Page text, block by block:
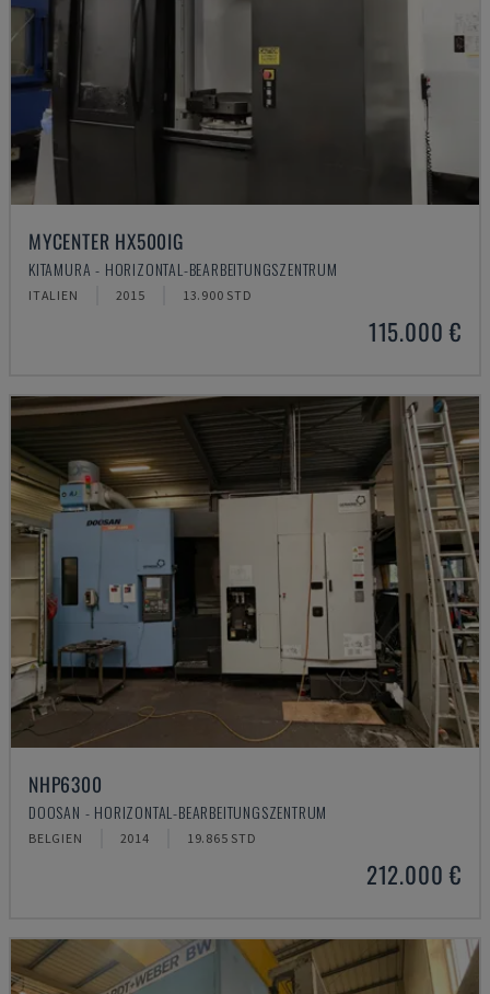
MYCENTER HX500IG
KITAMURA - HORIZONTAL-BEARBEITUNGSZENTRUM
ITALIEN 2015 13.900 STD
115.000 €
NHP6300
DOOSAN - HORIZONTAL-BEARBEITUNGSZENTRUM
BELGIEN 2014 19.865 STD
212.000 €